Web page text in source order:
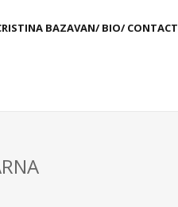
BAZAVAN/ BIO/ CONTACT